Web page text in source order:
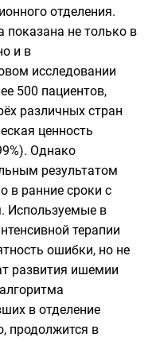
отделения.
показана не только в
и в
исследовании
500 пациентов,
различных стран
ценность
Однако
результатом
в ранние сроки с
Используемые в
терапии
ошибки, но не
развития ишемии
в отделение
продолжится в